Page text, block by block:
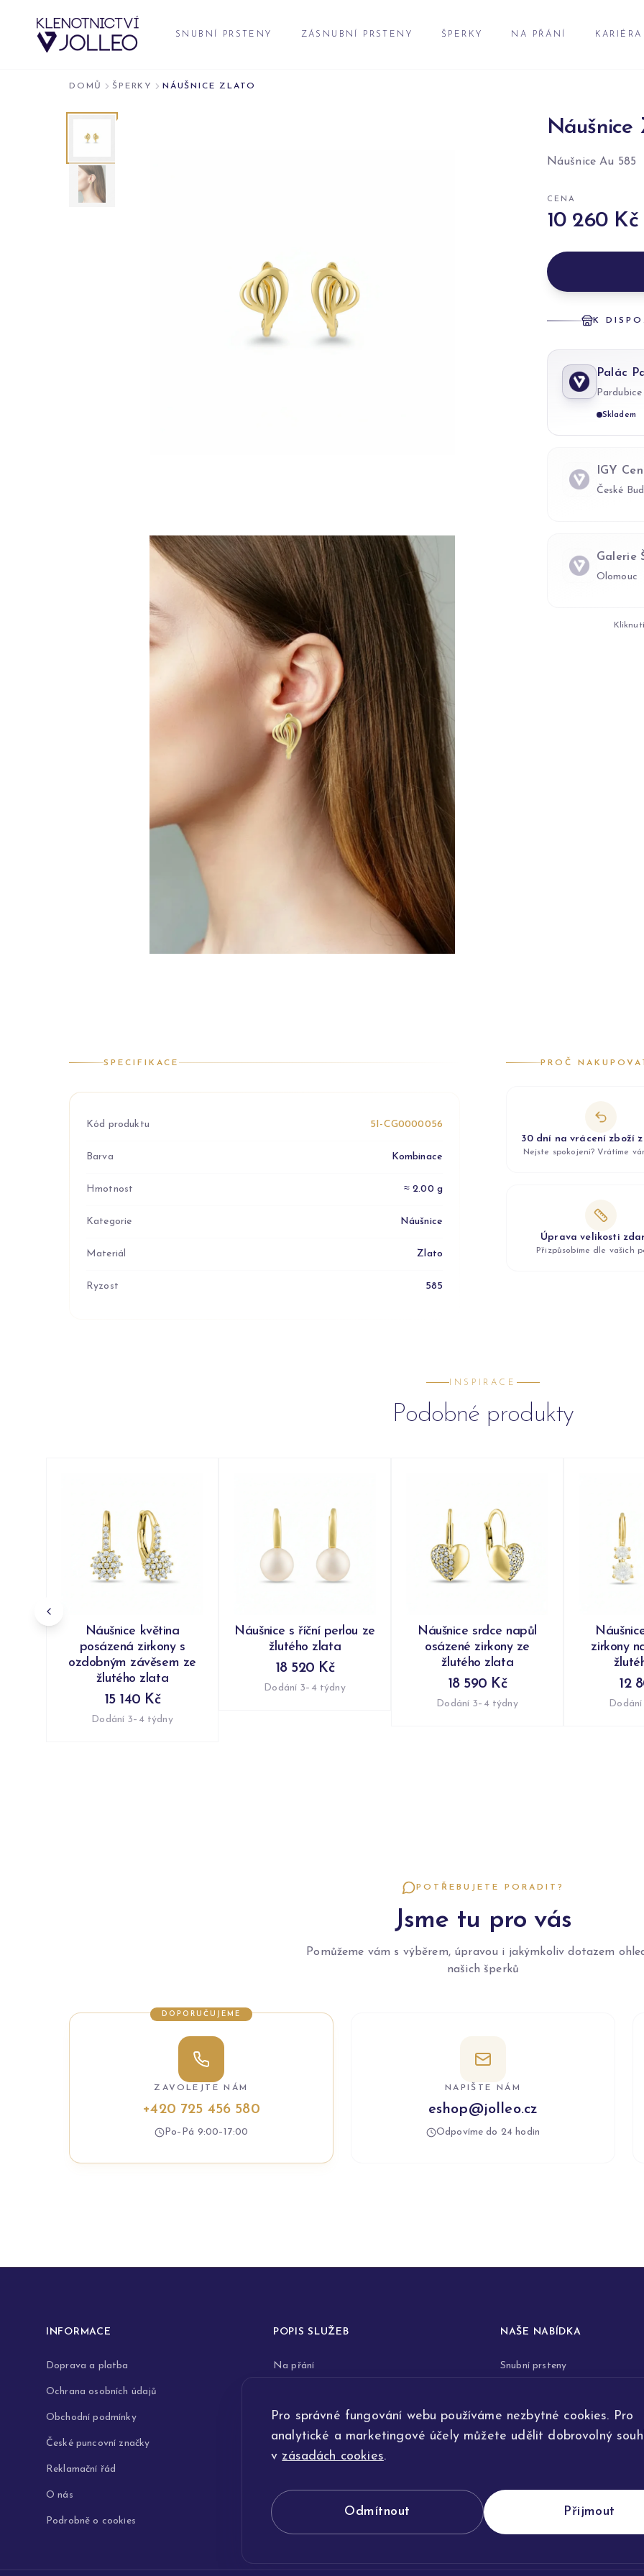
Pro správné fungování webu používáme nezbytné cookies. Pro
analytické a marketingové účely můžete udělit dobrovolný
v zásadách cookies.
Odmítnout Přijmout
SNUBNÍ PRSTENY ZÁSNUBNÍ PRSTENY ŠPERKY NA PŘÁNÍ KARIÉRA
DOMŮ ŠPERKY NÁUŠNICE ZLATO
Náušnice
Náušnice Au 585
CENA
10 260 Kč
K
Palác
Pardubice
Skladem
IGY
České
Galerie
Olomouc
SPECIFIKACE
Kód produktu 5I-CG0000056
Barva Kombinace
Hmotnost ≈ 2.00 g
Kategorie Náušnice
Materiál Zlato
Ryzost 585
PROČ
30 dní na vrácení zboží z
Nejste spokojeni? Vrátíme
Úprava velikosti
Přizpůsobíme dle vašich
INSPIRACE
Podobné produkty
Náušnice květina
posázená zirkony s
ozdobným závěsem ze
žlutého zlata
15 140 Kč
Dodání 3–4 týdny
Náušnice s říční perlou ze
žlutého zlata
18 520 Kč
Dodání 3–4 týdny
Náušnice srdce napůl
osázené zirkony ze
žlutého zlata
18 590 Kč
Dodání 3–4 týdny
zirkony
12
POTŘEBUJETE PORADIT?
Jsme tu pro vás
Pomůžeme vám s výběrem, úpravou i jakýmkoliv dotazem
našich šperků
DOPORUČUJEME
ZAVOLEJTE NÁM
+420 725 456 580
Po–Pá 9:00–17:00
NAPIŠTE NÁM
eshop@jolleo.cz
Odpovíme do 24 hodin
INFORMACE
Doprava a platba
Ochrana osobních údajů
Obchodní podmínky
České puncovní značky
Reklamační řád
O nás
Podrobně o cookies
POPIS SLUŽEB
Na přání
Opravy a renovace šperků
Výkup zlata
NAŠE NABÍDKA
Snubní prsteny
Šperky
Na přání